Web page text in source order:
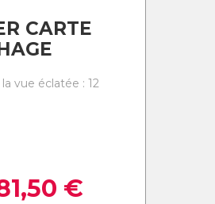
CARTE
vue éclatée : 12
€